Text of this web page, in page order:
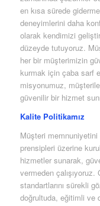
en kısa sürede
deneyimlerini daha
olarak kendimizi
düzeyde tutuyoruz.
her bir müşterimizin
kurmak için çaba sarf
misyonumuz,
güvenilir bir hizmet
Kalite Politikamız
Müşteri
prensipleri üzerine
hizmetler sunarak,
vermeden
standartlarını sürekli
doğrultuda, eğitimli ve